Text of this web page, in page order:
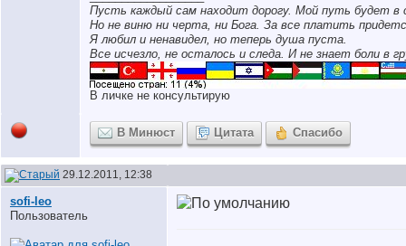
Пусть каждый сам находит дорогу. Мой путь будет в
Но не виню ни черта, ни Бога. За все платить
Я любил и ненавидел, но теперь душа пуста.
Все исчезло, не осталось и следа. И не знает боли в
В личке не консультирую
В Минюст Цитата Спасибо
29.12.2011, 12:38
sofi-leo
Пользователь